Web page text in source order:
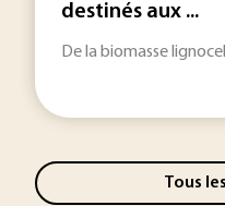
destinés aux ...
De la biomasse
Tous